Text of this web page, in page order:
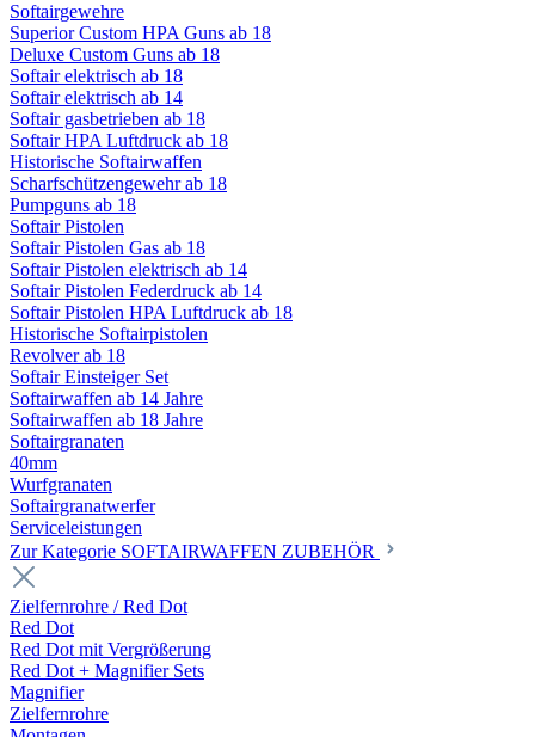
Softairgewehre
Superior Custom HPA Guns ab 18
Deluxe Custom Guns ab 18
Softair elektrisch ab 18
Softair elektrisch ab 14
Softair gasbetrieben ab 18
Softair HPA Luftdruck ab 18
Historische Softairwaffen
Scharfschützengewehr ab 18
Pumpguns ab 18
Softair Pistolen
Softair Pistolen Gas ab 18
Softair Pistolen elektrisch ab 14
Softair Pistolen Federdruck ab 14
Softair Pistolen HPA Luftdruck ab 18
Historische Softairpistolen
Revolver ab 18
Softair Einsteiger Set
Softairwaffen ab 14 Jahre
Softairwaffen ab 18 Jahre
Softairgranaten
40mm
Wurfgranaten
Softairgranatwerfer
Serviceleistungen
Zur Kategorie SOFTAIRWAFFEN ZUBEHÖR
Zielfernrohre / Red Dot
Red Dot
Red Dot mit Vergrößerung
Red Dot + Magnifier Sets
Magnifier
Zielfernrohre